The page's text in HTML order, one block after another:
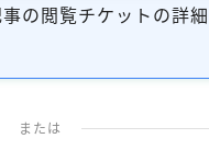
の閲覧チケットの詳
または